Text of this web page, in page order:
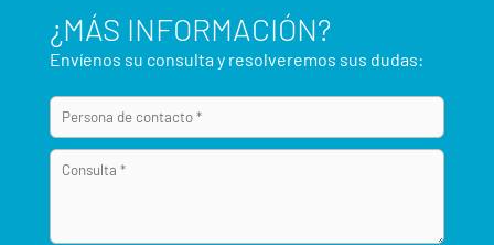
¿MÁS INFORMACIÓN?
Envíenos su consulta y resolveremos sus dudas: